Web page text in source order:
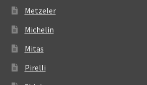
Metzeler
Michelin
Mitas
Pirelli